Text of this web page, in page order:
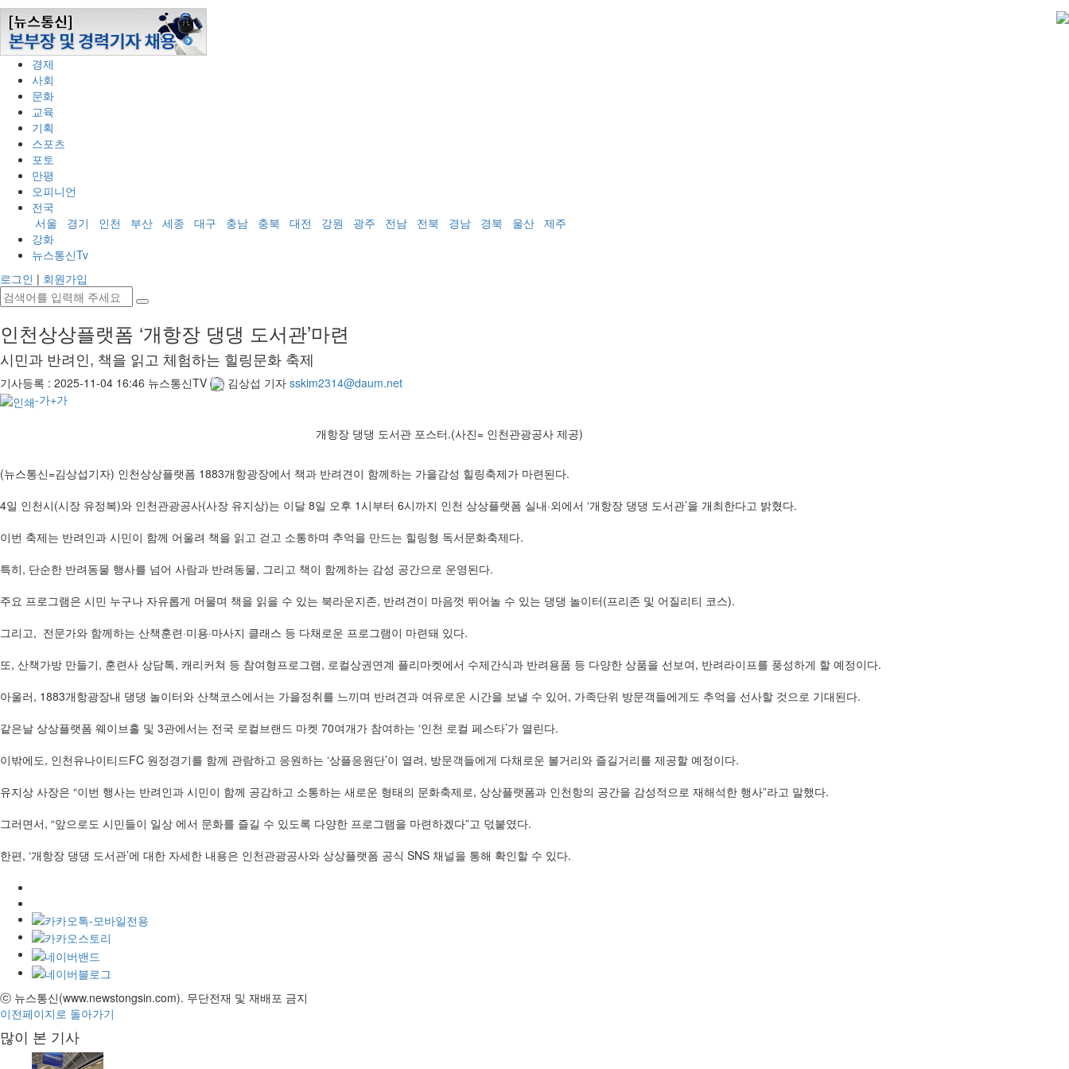
2026-08-08 (토)
정치
경제
사회
문화
교육
기획
스포츠
포토
만평
오피니언
전국
서울
경기 인천 부산 세종 대구 충남 충북 대전 강원 광주 전남 전북 경남 경북 울산 제주
강화
뉴스통신Tv
로그인 | 회원가입
인천상상플랫폼 ‘개항장 댕댕 도서관’마련
시민과 반려인, 책을 읽고 체험하는 힐링문화 축제
기사등록 : 2025-11-04 16:46 뉴스통신TV 김상섭 기자 sskim2314@daum.net
-가+가
개항장 댕댕 도서관 포스터.(사진= 인천관광공사 제공)
(뉴스통신=김상섭기자) 인천상상플랫폼 1883개항광장에서 책과 반려견이 함께하는 가을감성 힐링축제가 마련된다.
4일 인천시(시장 유정복)와 인천관광공사(사장 유지상)는 이달 8일 오후 1시부터 6시까지 인천 상상플랫폼 실내·외에서 ‘개항장 댕댕 도서관’을 개최한다고 밝혔다.
이번 축제는 반려인과 시민이 함께 어울려 책을 읽고 걷고 소통하며 추억을 만드는 힐링형 독서문화축제다.
특히, 단순한 반려동물 행사를 넘어 사람과 반려동물, 그리고 책이 함께하는 감성 공간으로 운영된다.
주요 프로그램은 시민 누구나 자유롭게 머물며 책을 읽을 수 있는 북라운지존, 반려견이 마음껏 뛰어놀 수 있는 댕댕 놀이터(프리존 및 어질리티 코스).
그리고, 전문가와 함께하는 산책훈련·미용·마사지 클래스 등 다채로운 프로그램이 마련돼 있다.
또, 산책가방 만들기, 훈련사 상담톡, 캐리커쳐 등 참여형프로그램, 로컬상권연계 플리마켓에서 수제간식과 반려용품 등 다양한 상품을 선보여, 반려라이프를 풍성하게 할 예정이다.
아울러, 1883개항광장내 댕댕 놀이터와 산책코스에서는 가을정취를 느끼며 반려견과 여유로운 시간을 보낼 수 있어, 가족단위 방문객들에게도 추억을 선사할 것으로 기대된다.
같은날 상상플랫폼 웨이브홀 및 3관에서는 전국 로컬브랜드 마켓 70여개가 참여하는 ‘인천 로컬 페스타’가 열린다.
이밖에도, 인천유나이티드FC 원정경기를 함께 관람하고 응원하는 ‘상플응원단’이 열려, 방문객들에게 다채로운 볼거리와 즐길거리를 제공할 예정이다.
유지상 사장은 “이번 행사는 반려인과 시민이 함께 공감하고 소통하는 새로운 형태의 문화축제로, 상상플랫폼과 인천항의 공간을 감성적으로 재해석한 행사”라고 말했다.
그러면서, “앞으로도 시민들이 일상 에서 문화를 즐길 수 있도록 다양한 프로그램을 마련하겠다”고 덗붙였다.
한편, ‘개항장 댕댕 도서관’에 대한 자세한 내용은 인천관광공사와 상상플랫폼 공식 SNS 채널을 통해 확인할 수 있다.
ⓒ 뉴스통신(www.newstongsin.com). 무단전재 및 재배포 금지
이전페이지로 돌아가기
많이 본 기사